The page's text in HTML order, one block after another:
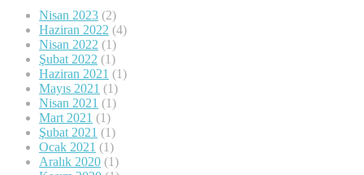
Nisan 2023 (2)
Haziran 2022 (4)
Nisan 2022 (1)
Şubat 2022 (1)
Haziran 2021 (1)
Mayıs 2021 (1)
Nisan 2021 (1)
Mart 2021 (1)
Şubat 2021 (1)
Ocak 2021 (1)
Aralık 2020 (1)